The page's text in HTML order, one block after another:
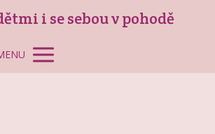
i se sebou v pohodě